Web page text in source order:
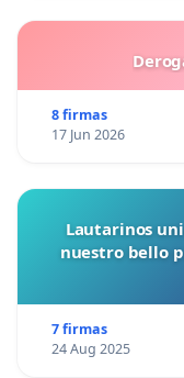
8 firmas
17 Jun 2026
Lautarinos
nuestro bello
7 firmas
24 Aug 2025